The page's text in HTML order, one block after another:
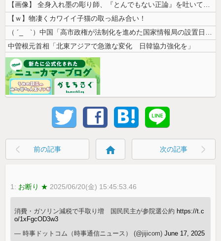
【画像】 全身入れ墨の彫り師、『とんでもない正論』を吐いて30万再生さ...
【ｗ】物凄くカワイイ子猫の取っ組み合い！
（ ´_ゝ`）中国「高市政権が法制化を進めた国家情報局の設置日が7月3...
中曽根元首相「北東アジアで急激な変化 日韓協力強化を」
前の記事 home 次の記事
1: お断り ★ 2025/06/20(金) 15:45:53.46
消費・ガソリン減税で手取り増 国民民主が参院選公約 https://t.c
o/1xFgcOD3w3
— 時事ドットコム（時事通信ニュース） (@jijicom)June 17, 2025